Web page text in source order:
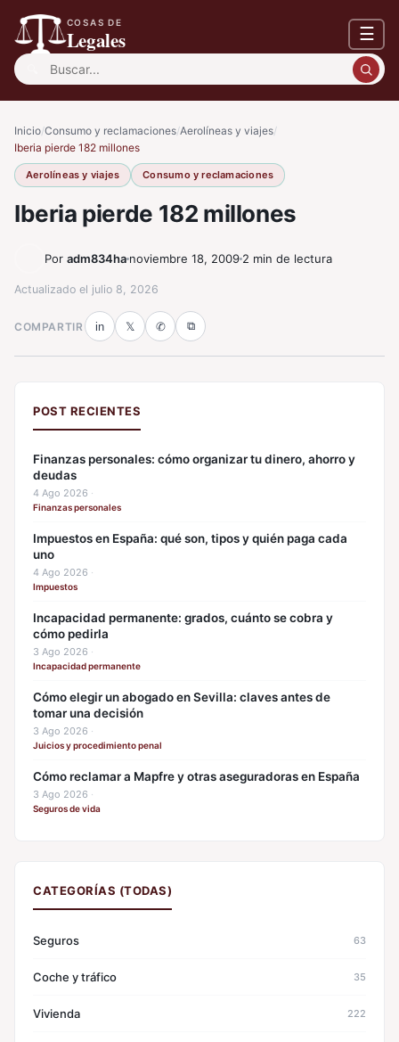
COSAS DE
Legales ☰
Buscar:
Inicio/Consumo y reclamaciones/Aerolíneas y viajes/
Iberia pierde 182 millones
Aerolíneas y viajes Consumo y reclamaciones
Iberia pierde 182 millones
Por adm834ha noviembre 18, 2009 2 min de lectura
Actualizado el julio 8, 2026
COMPARTIR in 𝕏 ✆ ⧉
POST RECIENTES
Finanzas personales: cómo organizar tu dinero, ahorro y
deudas
4 Ago 2026 ·
Finanzas personales
Impuestos en España: qué son, tipos y quién paga cada
uno
4 Ago 2026 ·
Impuestos
Incapacidad permanente: grados, cuánto se cobra y
cómo pedirla
3 Ago 2026 ·
Incapacidad permanente
Cómo elegir un abogado en Sevilla: claves antes de
tomar una decisión
3 Ago 2026 ·
Juicios y procedimiento penal
Cómo reclamar a Mapfre y otras aseguradoras en España
3 Ago 2026 ·
Seguros de vida
CATEGORÍAS (TODAS)
Seguros 63
Coche y tráfico 35
Vivienda 222